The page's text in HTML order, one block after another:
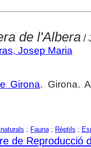
de l'Albera/
Josep Maria
Girona. Girona.
; Fauna; Rèptils ;
de Reproducció